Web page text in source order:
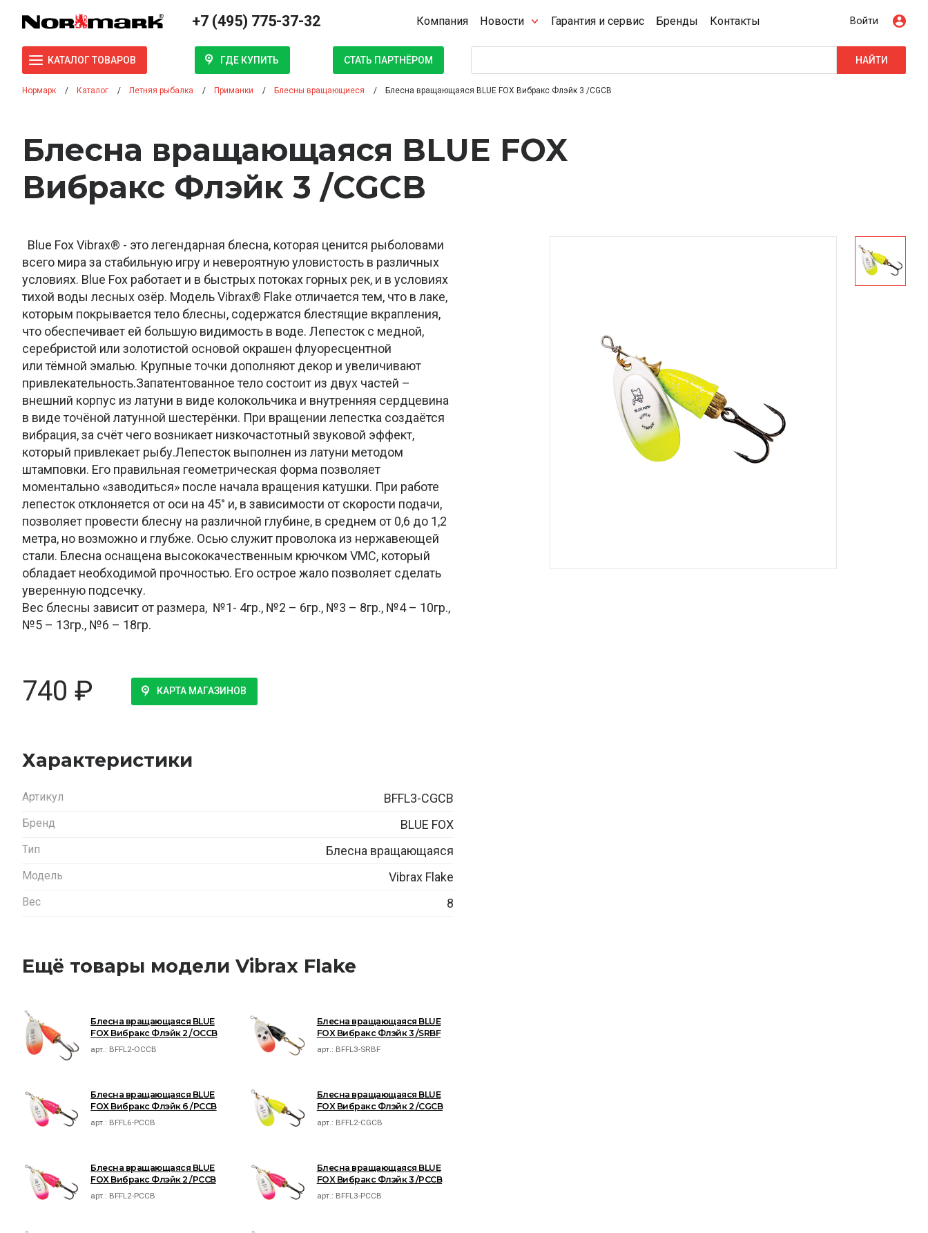
+7 (495) 775-37-32 Компания Новости Гарантия и сервис Бренды Контакты Войти
КАТАЛОГ ТОВАРОВ ГДЕ КУПИТЬ СТАТЬ ПАРТНЁРОМ НАЙТИ
Нормарк Каталог Летняя рыбалка Приманки Блесны вращающиеся Блесна вращающаяся BLUE FOX Вибракс Флэйк 3 /CGCB
Блесна вращающаяся BLUE FOX
Вибракс Флэйк 3 /CGCB
Blue Fox Vibrax® - это легендарная блесна, которая ценится рыболовами
всего мира за стабильную игру и невероятную уловистость в различных
условиях. Blue Fox работает и в быстрых потоках горных рек, и в условиях
тихой воды лесных озёр. Модель Vibrax® Flake отличается тем, что в лаке,
которым покрывается тело блесны, содержатся блестящие вкрапления,
что обеспечивает ей большую видимость в воде. Лепесток с медной,
серебристой или золотистой основой окрашен флуоресцентной
или тёмной эмалью. Крупные точки дополняют декор и увеличивают
привлекательность.Запатентованное тело состоит из двух частей –
внешний корпус из латуни в виде колокольчика и внутренняя сердцевина
в виде точёной латунной шестерёнки. При вращении лепестка создаётся
вибрация, за счёт чего возникает низкочастотный звуковой эффект,
который привлекает рыбу.Лепесток выполнен из латуни методом
штамповки. Его правильная геометрическая форма позволяет
моментально «заводиться» после начала вращения катушки. При работе
лепесток отклоняется от оси на 45° и, в зависимости от скорости подачи,
позволяет провести блесну на различной глубине, в среднем от 0,6 до 1,2
метра, но возможно и глубже. Осью служит проволока из нержавеющей
стали. Блесна оснащена высококачественным крючком VMC, который
обладает необходимой прочностью. Его острое жало позволяет сделать
уверенную подсечку.
Вес блесны зависит от размера, №1- 4гр., №2 – 6гр., №3 – 8гр., №4 – 10гр.,
№5 – 13гр., №6 – 18гр.
740 ₽ КАРТА МАГАЗИНОВ
Характеристики
Артикул BFFL3-CGCB
Бренд BLUE FOX
Тип Блесна вращающаяся
Модель Vibrax Flake
Вес 8
Ещё товары модели Vibrax Flake
Блесна вращающаяся BLUE
FOX Вибракс Флэйк 2 /OCCB
арт.: BFFL2-OCCB
Блесна вращающаяся BLUE
FOX Вибракс Флэйк 3 /SRBF
арт.: BFFL3-SRBF
Блесна вращающаяся BLUE
FOX Вибракс Флэйк 6 /PCCB
арт.: BFFL6-PCCB
Блесна вращающаяся BLUE
FOX Вибракс Флэйк 2 /CGCB
арт.: BFFL2-CGCB
Блесна вращающаяся BLUE
FOX Вибракс Флэйк 2 /PCCB
арт.: BFFL2-PCCB
Блесна вращающаяся BLUE
FOX Вибракс Флэйк 3 /PCCB
арт.: BFFL3-PCCB